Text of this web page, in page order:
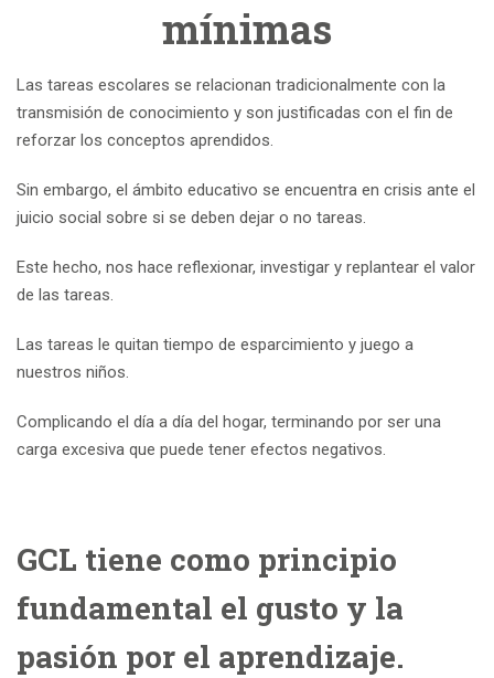
mínimas
Las tareas escolares se relacionan tradicionalmente con la
transmisión de conocimiento y son justificadas con el fin de
reforzar los conceptos aprendidos.
Sin embargo, el ámbito educativo se encuentra en crisis ante el
juicio social sobre si se deben dejar o no tareas.
Este hecho, nos hace reflexionar, investigar y replantear el valor
de las tareas.
Las tareas le quitan tiempo de esparcimiento y juego a
nuestros niños.
Complicando el día a día del hogar, terminando por ser una
carga excesiva que puede tener efectos negativos.
GCL tiene como principio
fundamental el gusto y la
pasión por el aprendizaje.